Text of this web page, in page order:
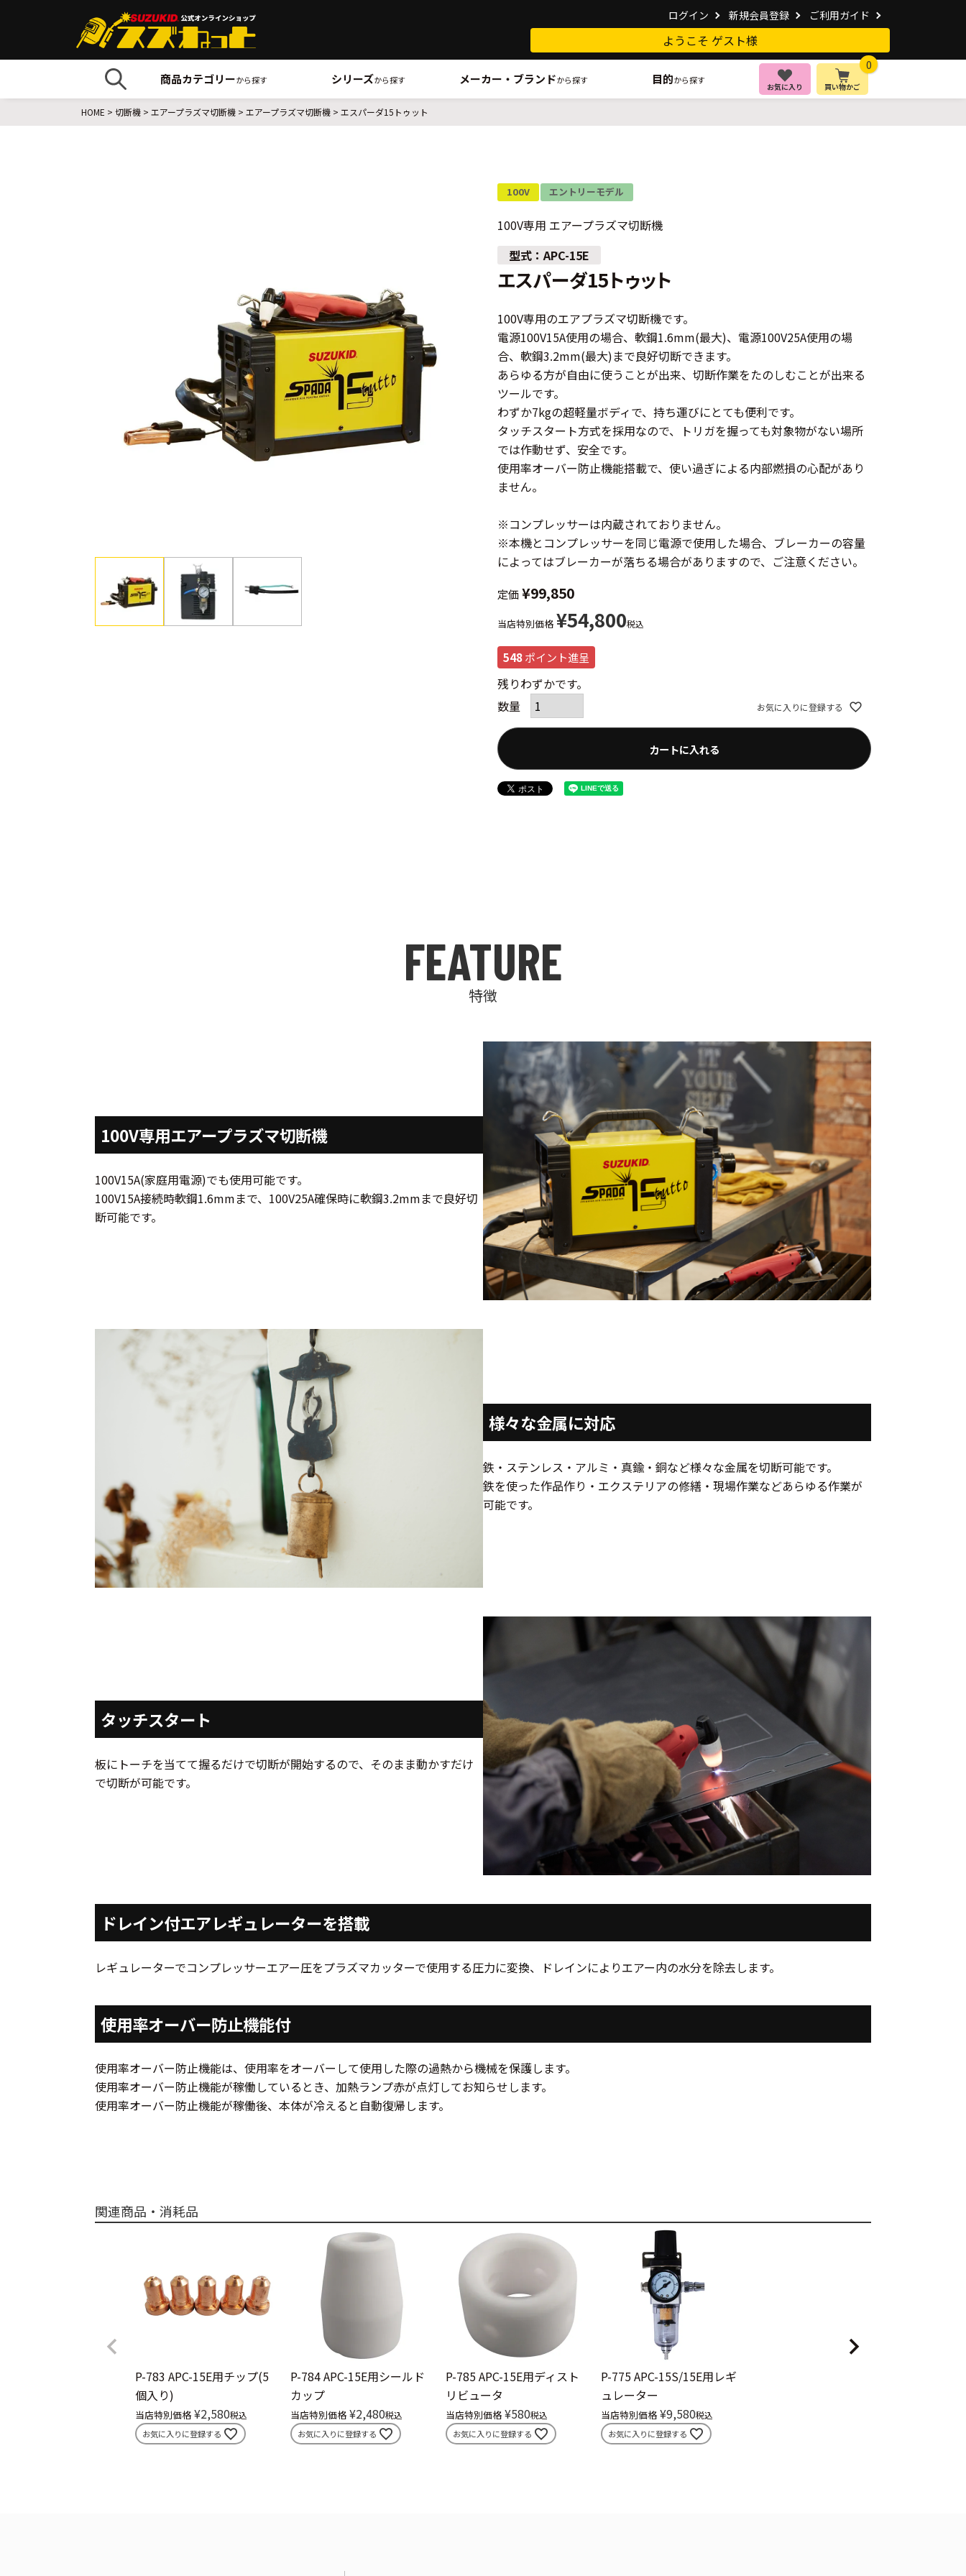
ログイン 新規会員登録 ご利用ガイド
ようこそ ゲスト様
商品カテゴリーから探す シリーズから探す メーカー・ブランドから探す 目的から探す
お気に入り 買い物かご
0
HOME 切断機 エアープラズマ切断機 エアープラズマ切断機 エスパーダ15トゥット
100V エントリーモデル
100V専用 エアープラズマ切断機
APC-15E
エスパーダ15トゥット
100V専用のエアプラズマ切断機です。
電源100V15A使用の場合、軟鋼1.6mm(最大)、電源100V25A使用の場
合、軟鋼3.2mm(最大)まで良好切断できます。
あらゆる方が自由に使うことが出来、切断作業をたのしむことが出来る
ツールです。
わずか7kgの超軽量ボディで、持ち運びにとても便利です。
タッチスタート方式を採用なので、トリガを握っても対象物がない場所
では作動せず、安全です。
使用率オーバー防止機能搭載で、使い過ぎによる内部燃損の心配があり
ません。
※コンプレッサーは内蔵されておりません。
※本機とコンプレッサーを同じ電源で使用した場合、ブレーカーの容量
によってはブレーカーが落ちる場合がありますので、ご注意ください。
定価¥99,850
当店特別価格 ¥54,800税込
548ポイント進呈
残りわずかです。
お気に入りに登録する
カートに入れる
特徴
100V専用エアープラズマ切断機
100V15A(家庭用電源)でも使用可能です。
100V15A接続時軟鋼1.6mmまで、100V25A確保時に軟鋼3.2mmまで良好切
断可能です。
様々な金属に対応
鉄・ステンレス・アルミ・真鍮・銅など様々な金属を切断可能です。
鉄を使った作品作り・エクステリアの修繕・現場作業などあらゆる作業が
可能です。
タッチスタート
板にトーチを当てて握るだけで切断が開始するので、そのまま動かすだけ
で切断が可能です。
ドレイン付エアレギュレーターを搭載
レギュレーターでコンプレッサーエアー圧をプラズマカッターで使用する圧力に変換、ドレインによりエアー内の水分を除去します。
使用率オーバー防止機能付
使用率オーバー防止機能は、使用率をオーバーして使用した際の過熱から機械を保護します。
使用率オーバー防止機能が稼働しているとき、加熱ランプ赤が点灯してお知らせします。
使用率オーバー防止機能が稼働後、本体が冷えると自動復帰します。
関連商品・消耗品
P-783 APC-15E用チップ(5
個入り)
当店特別価格 ¥2,580税込
お気に入りに登録する
P-784APC-15E用シールド
カップ
当店特別価格 ¥2,480税込
お気に入りに登録する
P-785APC-15E用ディスト
リビュータ
当店特別価格 ¥580税込
お気に入りに登録する
P-775APC-15S/15E用レギ
ュレーター
当店特別価格 ¥9,580税込
お気に入りに登録する